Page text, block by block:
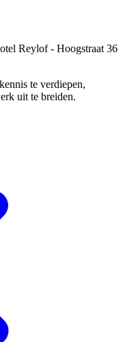
Reylof - Hoogstraat 36
te verdiepen,
uit te breiden.